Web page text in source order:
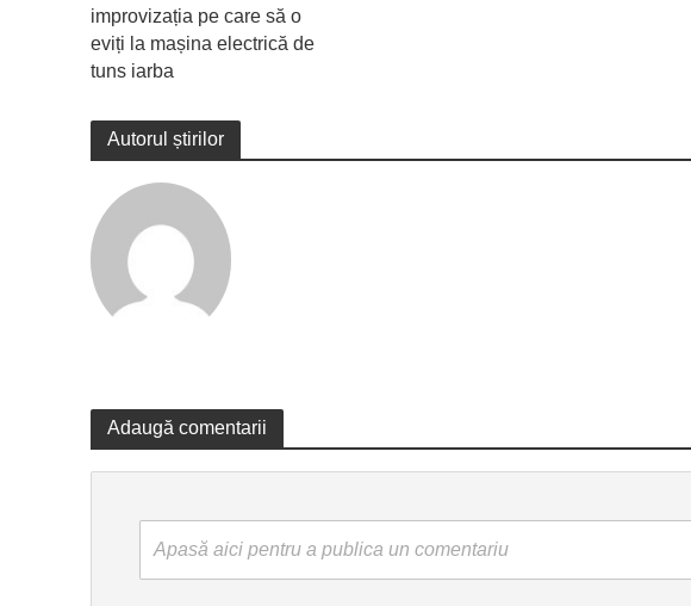
improvizația pe care să o
eviți la mașina electrică de
tuns iarba
Autorul știrilor
Adaugă comentarii
Apasă aici pentru a publica un comentariu